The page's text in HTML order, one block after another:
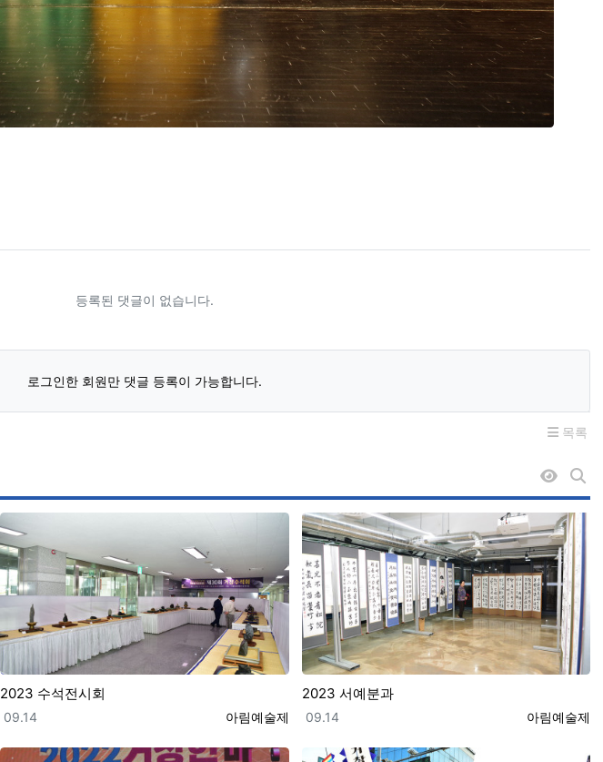
등록된 댓글이 없습니다.
로그인한 회원만 댓글 등록이 가능합니다.
목록
조회순
게
2023 수석전시회
등록자
아림예술제
등록일
09.14
2023 서예분과
등록자
아림예술제
등록일
09.14